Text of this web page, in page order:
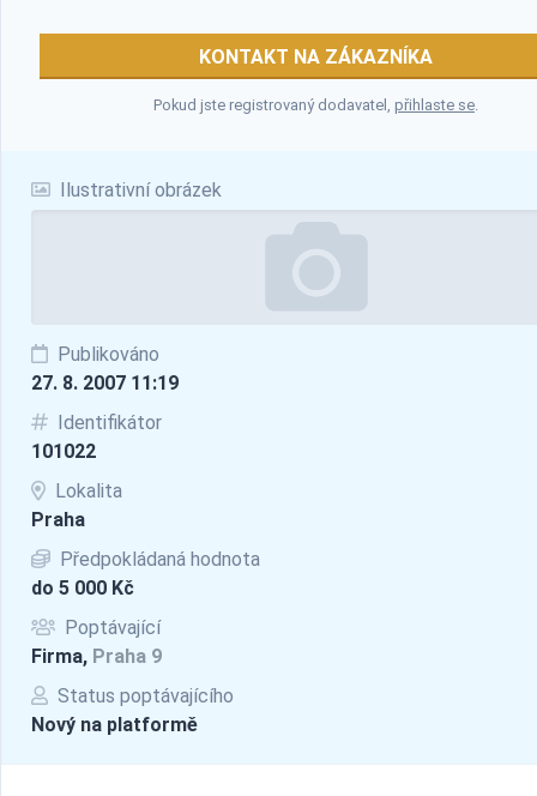
Ilustrativní obrázek
Publikováno
27. 8. 2007 11:19
Identifikátor
101022
Lokalita
Praha
Předpokládaná hodnota
do 5 000 Kč
Poptávající
Firma, Praha 9
Status poptávajícího
Nový na platformě
KONTAKT NA ZÁKAZNÍKA
Pokud jste registrovaný dodavatel, přihlaste se.